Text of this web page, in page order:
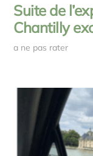
Suite de
Chantilly
a ne pas rater